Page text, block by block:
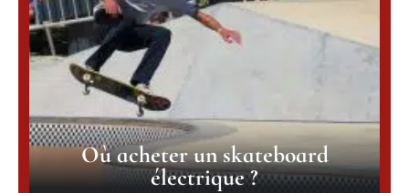
Où acheter un skateboard
électrique ?